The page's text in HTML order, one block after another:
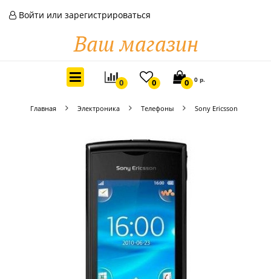
Войти или зарегистрироваться
0 0 0 0 р.
Главная Электроника Телефоны Sony Ericsson